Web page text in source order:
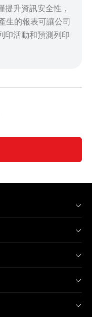
升資訊安全性，
生的報表可讓公司
印活動和預測列印